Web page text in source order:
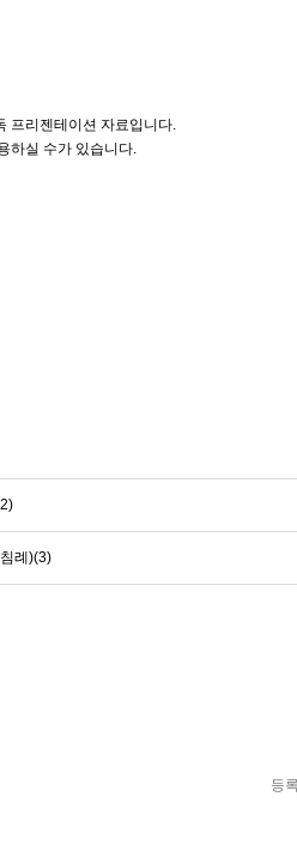
프리젠테이션 자료입니다.
하실 수가 있습니다.
례)(3)
등